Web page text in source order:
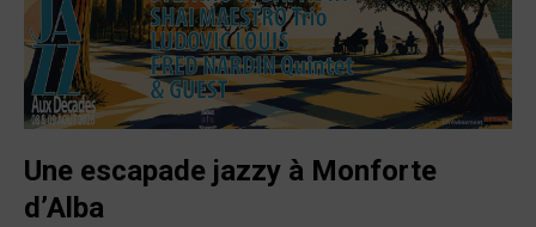
Une escapade jazzy à Monforte
d’Alba